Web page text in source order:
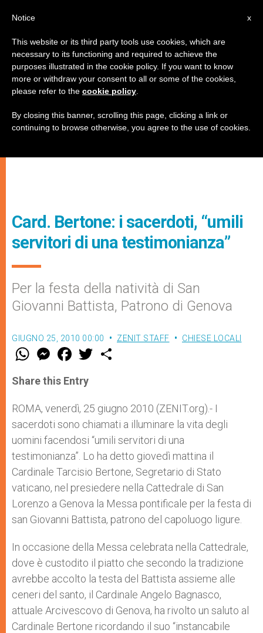
Card. Bertone: i sacerdoti, “umili
servitori di una testimonianza”
Per la festa della natività di San
Giovanni Battista, Patrono di Genova
GIUGNO 25, 2010 00:00 ZENIT STAFF CHIESE LOCALI
W
t
s
p
p
M
e
s
e
g
e
r
F
a
e
b
o
k
w
r
Share this Entry
ROMA, venerdì, 25 giugno 2010 (ZENIT.org).- I
sacerdoti sono chiamati a illuminare la vita degli
uomini facendosi “umili servitori di una
testimonianza”. Lo ha detto giovedì mattina il
Cardinale Tarcisio Bertone, Segretario di Stato
vaticano, nel presiedere nella Cattedrale di San
Lorenzo a Genova la Messa pontificale per la festa di
san Giovanni Battista, patrono del capoluogo ligure.
In occasione della Messa celebrata nella Cattedrale,
dove è custodito il piatto che secondo la tradizione
avrebbe accolto la testa del Battista assieme alle
ceneri del santo, il Cardinale Angelo Bagnasco,
attuale Arcivescovo di Genova, ha rivolto un saluto al
Cardinale Bertone ricordando il suo “instancabile
x
Notice
This website or its third party tools use cookies, which are
necessary to its functioning and required to achieve the
purposes illustrated in the cookie policy. If you want to know
more or withdraw your consent to all or some of the cookies,
please refer to the cookie policy
By closing this banner, scrolling this page, clicking a link or
continuing to browse otherwise, you agree to the use of cookies.